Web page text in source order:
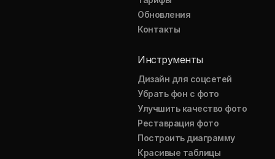
Обновления
Контакты
Инструменты
Дизайн для соцсетей
Убрать фон с фото
Улучшить качество фото
Реставрация фото
Построить диаграмму
Красивые таблицы